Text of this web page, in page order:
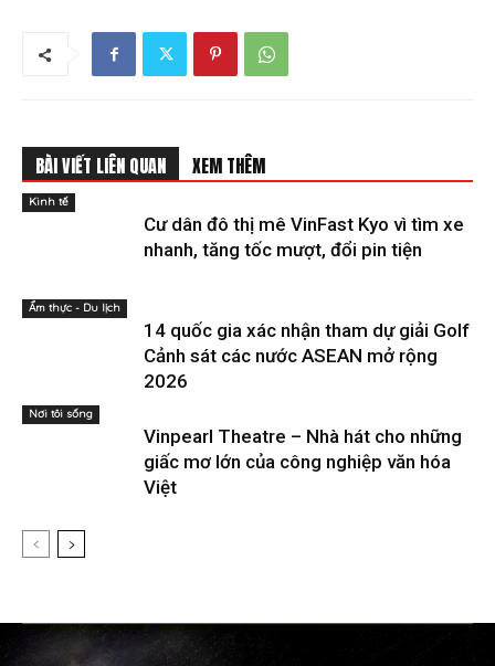
BÀI VIẾT LIÊN QUAN XEM THÊM
Kinh tế
Cư dân đô thị mê VinFast Kyo vì tìm xe
nhanh, tăng tốc mượt, đổi pin tiện
Ẩm thực - Du lịch
14 quốc gia xác nhận tham dự giải Golf
Cảnh sát các nước ASEAN mở rộng
2026
Nơi tôi sống
Vinpearl Theatre – Nhà hát cho những
giấc mơ lớn của công nghiệp văn hóa
Việt